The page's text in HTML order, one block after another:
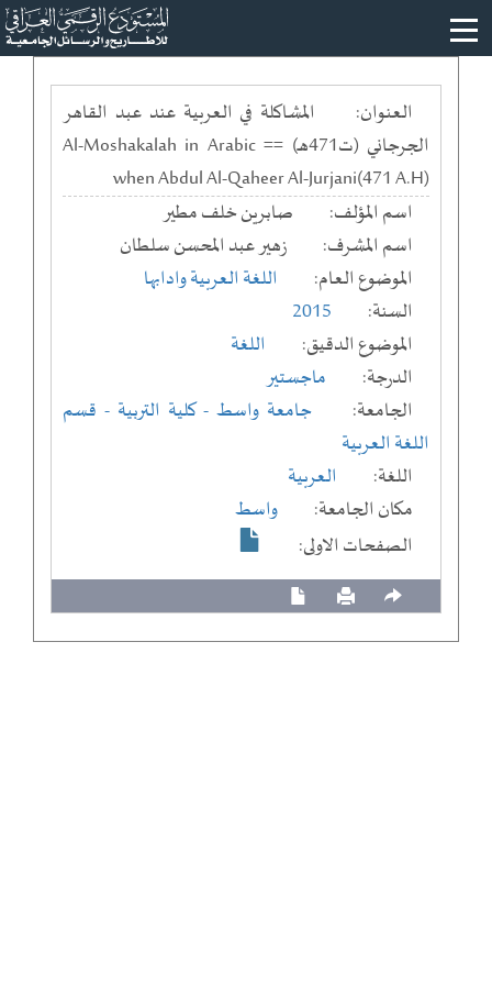
العنوان:
المشاكلة في العربية عند عبد القاهر
الجرجاني (ت471هـ) == Al-Moshakalah in Arabic
when Abdul Al-Qaheer Al-Jurjani(471 A.H)
اسم المؤلف:
صابرين خلف مطير
اسم المشرف:
زهير عبد المحسن سلطان
الموضوع العام:
اللغة العربية وادابها
السنة:
2015
الموضوع الدقيق:
اللغة
الدرجة:
ماجستير
الجامعة:
جامعة واسط- كلية التربية - قسم
اللغة العربية
اللغة:
العربية
مكان الجامعة:
واسط
الصفحات الاولى: